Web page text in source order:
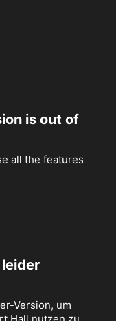
is out of
all the features
Version, um